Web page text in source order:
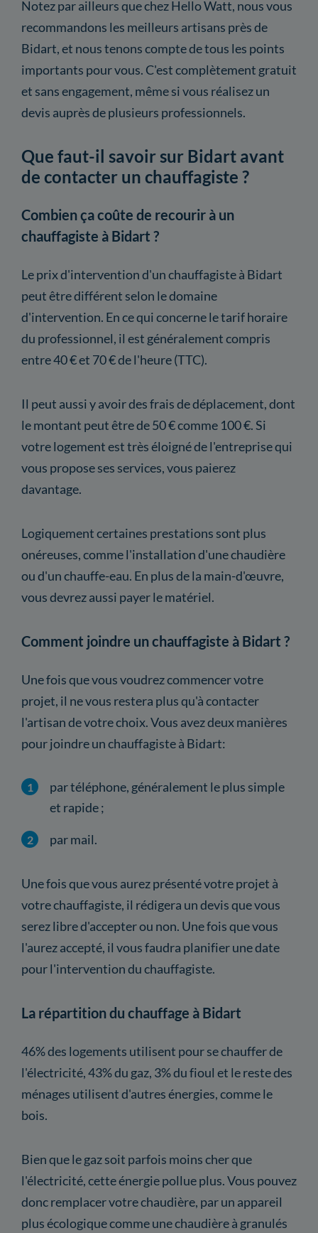
Notez par ailleurs que chez Hello Watt, nous vous
recommandons les meilleurs artisans près de
Bidart, et nous tenons compte de tous les points
importants pour vous. C'est complètement gratuit
et sans engagement, même si vous réalisez un
devis auprès de plusieurs professionnels.
Que faut-il savoir sur Bidart avant
de contacter un chauffagiste ?
Combien ça coûte de recourir à un
chauffagiste à Bidart ?
Le prix d'intervention d'un chauffagiste à Bidart
peut être différent selon le domaine
d'intervention. En ce qui concerne le tarif horaire
du professionnel, il est généralement compris
entre 40 € et 70 € de l'heure (TTC).
Il peut aussi y avoir des frais de déplacement, dont
le montant peut être de 50 € comme 100 €. Si
votre logement est très éloigné de l'entreprise qui
vous propose ses services, vous paierez
davantage.
Logiquement certaines prestations sont plus
onéreuses, comme l'installation d'une chaudière
ou d'un chauffe-eau. En plus de la main-d'œuvre,
vous devrez aussi payer le matériel.
Comment joindre un chauffagiste à Bidart ?
Une fois que vous voudrez commencer votre
projet, il ne vous restera plus qu'à contacter
l'artisan de votre choix. Vous avez deux manières
pour joindre un chauffagiste à Bidart:
par téléphone, généralement le plus simple
et rapide ;
par mail.
Une fois que vous aurez présenté votre projet à
votre chauffagiste, il rédigera un devis que vous
serez libre d'accepter ou non. Une fois que vous
l'aurez accepté, il vous faudra planifier une date
pour l'intervention du chauffagiste.
La répartition du chauffage à Bidart
46% des logements utilisent pour se chauffer de
l'électricité, 43% du gaz, 3% du fioul et le reste des
ménages utilisent d'autres énergies, comme le
bois.
Bien que le gaz soit parfois moins cher que
l'électricité, cette énergie pollue plus. Vous pouvez
donc remplacer votre chaudière, par un appareil
plus écologique comme une chaudière à granulés